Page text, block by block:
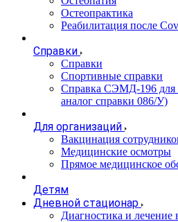
Остеопрактика
Реабилитация после
Справки
Справки
Спортивные справки
Справка СЭМД‑196 для
аналог справки 086/У)
Для организаций
Вакцинация
Медицинские осмотры
Прямое медицинское
Детям
Дневной стационар
Диагностика и лечение